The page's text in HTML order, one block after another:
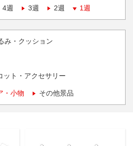
4週 3週 2週 1週
み・クッション
ット・アクセサリー
・小物 その他景品